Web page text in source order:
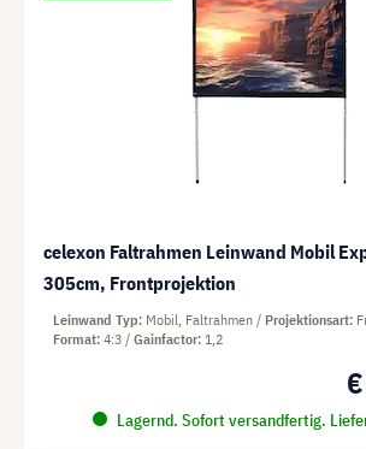
celexon Faltrahmen Leinwand Mobil
305cm, Frontprojektion
Lagernd. Sofort versandfertig.
Leinwand Typ Mobil, Faltrahmen Projektionsart
Format 4:3 Gainfactor 1,2